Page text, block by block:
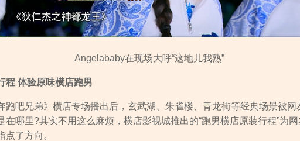
Angelababy在现场大呼“这地儿我熟”
体验原味横店跑男
吧兄弟》横店专场播出后，玄武湖、朱雀楼、青龙街等经典场景被网
在哪里?其实不用这么麻烦，横店影视城推出的“跑男横店原装行程”为
点了方向。